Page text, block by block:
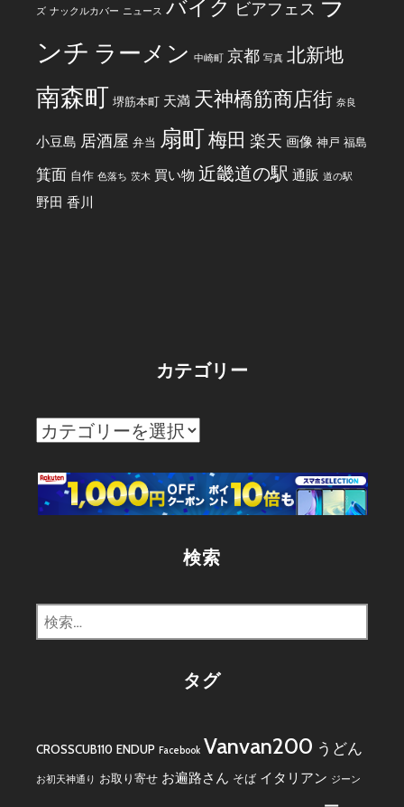
ズ ナックルカバー ニュース バイク ビアフェス
ンチ ラーメン 中崎町 京都 写真 北新地
南森町 堺筋本町 天満 天神橋筋商店街 奈良
小豆島 居酒屋 弁当 扇町梅田 楽天 画像 神戸 福島
箕面 自作 色落ち 茨木 買い物 近畿道の駅 通販 道の駅
野田 香川
カテゴリー
カ
ゴ
リ
検索
検
索:
タグ
CROSSCUB110 ENDUP Facebook Vanvan200 うどん
お初天神通り お取り寄せ お遍路さん そば イタリアン ジーン